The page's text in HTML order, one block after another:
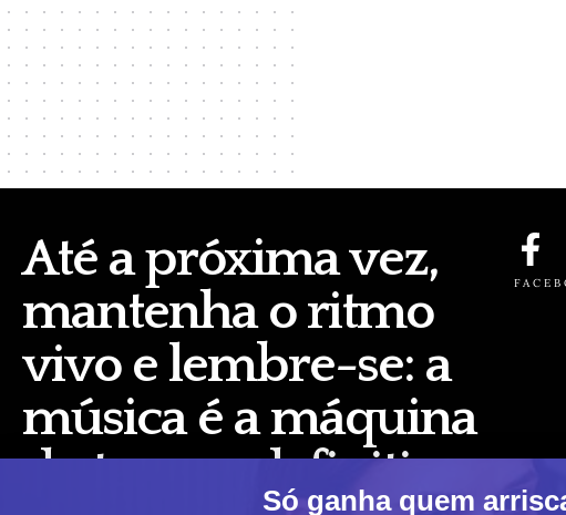
Até a próxima vez,
mantenha o ritmo
vivo e lembre-se: a
música é a máquina
do tempo definitivo.
Só ganha quem